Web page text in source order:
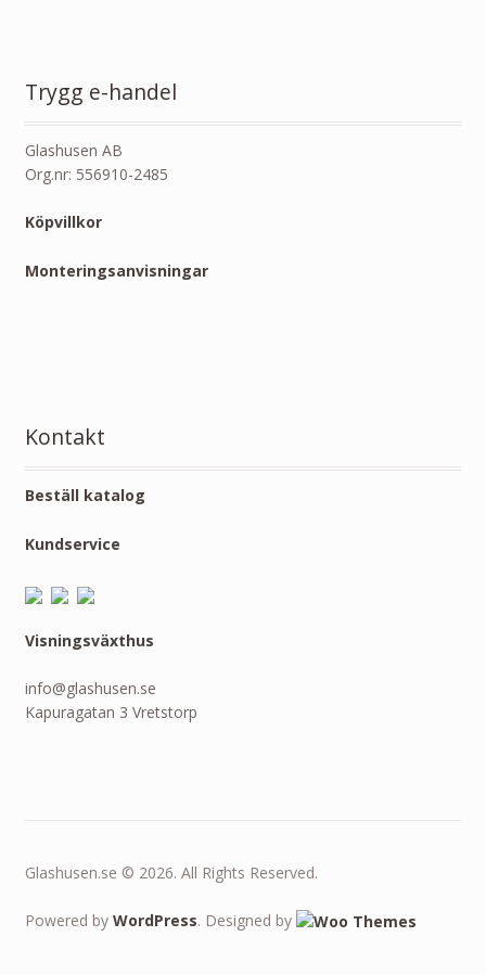
Trygg e-handel
Glashusen AB
Org.nr: 556910-2485
Köpvillkor
Monteringsanvisningar
Kontakt
Beställ katalog
Kundservice
Visningsväxthus
info@glashusen.se
Kapuragatan 3 Vretstorp
Glashusen.se © 2026. All Rights Reserved.
Powered by WordPress. Designed by